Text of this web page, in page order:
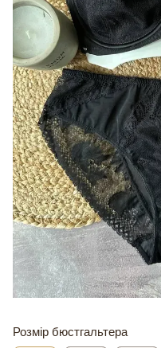
Розмір бюстгальтера